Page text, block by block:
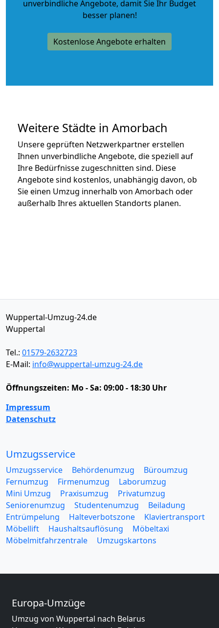
unverbindliche Angebote, damit Sie Ihr Budget
besser planen!
Kostenlose Angebote erhalten
Weitere Städte in Amorbach
Unsere geprüften Netzwerkpartner erstellen
Ihnen unverbindliche Angebote, die speziell auf
Ihre Bedürfnisse zugeschnitten sind. Diese
Angebote sind kostenlos, unabhängig davon, ob
Sie einen Umzug innerhalb von Amorbach oder
außerhalb Ihres aktuellen Standorts planen.
Wuppertal-Umzug-24.de
Wuppertal
Tel.: 01579-2632723
E-Mail: info@wuppertal-umzug-24.de
Öffnungszeiten: Mo - Sa: 09:00 - 18:30 Uhr
Impressum
Datenschutz
Umzugsservice
Umzugsservice Behördenumzug
Büroumzug
Fernumzug
Firmenumzug
Laborumzug
Mini Umzug
Praxisumzug
Privatumzug
Seniorenumzug
Studentenumzug
Beiladung
Entrümpelung
Halteverbotszone
Klaviertransport
Möbellift
Haushaltsauflösung
Möbeltaxi
Möbelmitfahrzentrale
Umzugskartons
Europa-Umzüge
Umzug von Wuppertal nach Belarus